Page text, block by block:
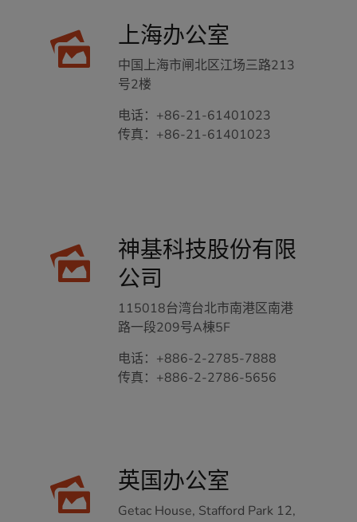
上海办公室
中国上海市闸北区江场三路213
号2楼
电话： +86-21-61401023
传真： +86-21-61401023
神基科技股份有限
公司
115018台湾台北市南港区南港
路一段209号A棟5F
电话： +886-2-2785-7888
传真： +886-2-2786-5656
英国办公室
Getac House, Stafford Park 12,